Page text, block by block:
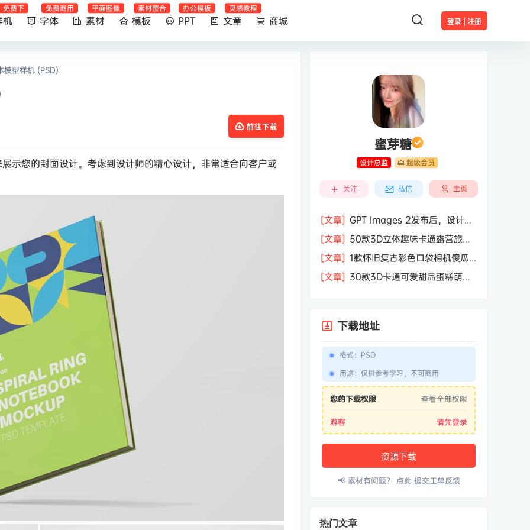
登录 | 注册
机
免费下
字体
免费商用
素材
平面图像
模板
素材整合
PPT
办公模板
文章
灵感教程
商城
模型样机 (PSD)
前往下载
示您的封面设计。考虑到设计师的精心设计，非常适合向客户或
蜜芽糖
设计总监 超级会员
关注 私信 主页
[文章] GPT Images 2发布后，设计行
业的天真的塌了？
[文章] 50款3D立体趣味卡通露营旅行
度假旅游装备插图插画PNG免抠图片素
材图
[文章] 1款怀旧复古彩色口袋相机傻瓜
相机屏幕模型PSD模板样机效果图素材
[文章] 30款3D卡通可爱甜品蛋糕萌趣
下载地址
格式： PSD
用途： 仅供参考学习，不可商用
您的下载权限 查看全部权限
游客 请先登录
资源下载
📢 素材有问题？ 点此提交工单反馈
热门文章